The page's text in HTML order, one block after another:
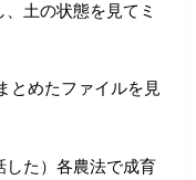
土の状態を見てミ
とめたファイルを見
した）各農法で成育